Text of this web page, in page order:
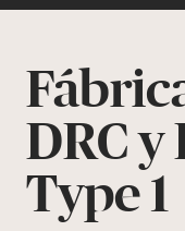
Recursos
DRC y
Type 1